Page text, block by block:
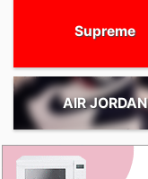
Supreme
AIR JORDAN